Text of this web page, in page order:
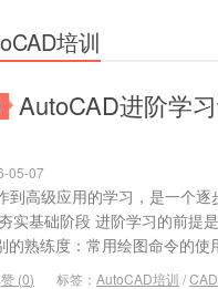
培训
AutoCAD进阶学
05-07
到高级应用的学习，是一个
实基础阶段 进阶学习的前提
的熟练度：常用绘图命令的
赞 (0) 标签： AutoCAD培训 /